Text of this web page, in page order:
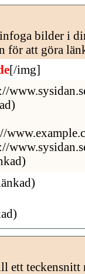
bilder i
för att göra
[/img]
ett teckensnitt